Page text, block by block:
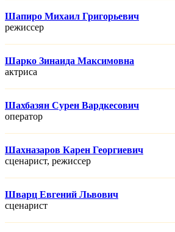
Шапиро Михаил Григорьевич
режисcер
Шарко Зинаида Максимовна
актриса
Шахбазян Сурен Вардкесович
оператор
Шахназаров Карен Георгиевич
сценарист, режисcер
Шварц Евгений Львович
сценарист